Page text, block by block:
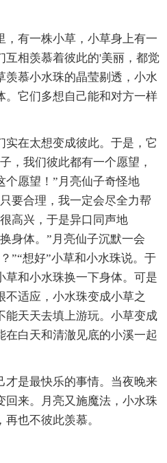
，有一株小草，小草身上有一
互相羡慕着彼此的'美丽，都觉
羡慕小水珠的晶莹剔透，小水
。它们多想自己能和对方一样
实在太想变成彼此。于是，它
，我们彼此都有一个愿望，
个愿望！”月亮仙子奇怪地
要合理，我一定会尽全力帮
高兴，于是异口同声地
身体。”月亮仙子沉默一会
”“想好”小草和小水珠说。于
草和小水珠换一下身体。可是
不适应，小水珠变成小草之
能天天去填上游玩。小草变成
在白天和清澈见底的小溪一起
才是最快乐的事情。当夜晚来
回来。月亮又施魔法，小水珠
也不彼此羡慕。